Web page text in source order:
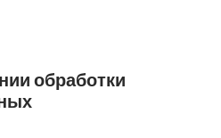
обработки